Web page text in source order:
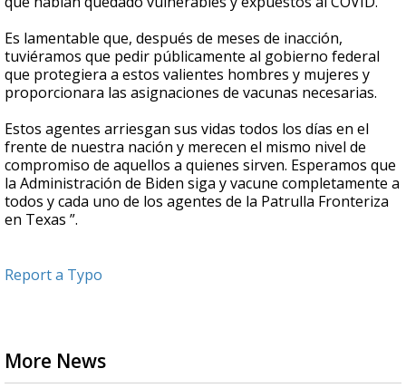
Es lamentable que, después de meses de inacción,
tuviéramos que pedir públicamente al gobierno federal
que protegiera a estos valientes hombres y mujeres y
proporcionara las asignaciones de vacunas necesarias.
Estos agentes arriesgan sus vidas todos los días en el
frente de nuestra nación y merecen el mismo nivel de
compromiso de aquellos a quienes sirven. Esperamos que
la Administración de Biden siga y vacune completamente a
todos y cada uno de los agentes de la Patrulla Fronteriza
en Texas ”.
Report a Typo
More News